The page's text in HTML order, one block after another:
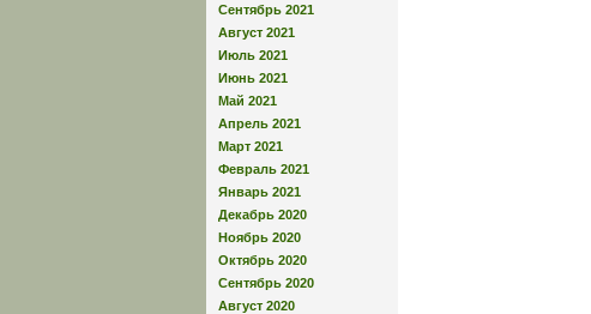
Сентябрь 2021
Август 2021
Июль 2021
Июнь 2021
Май 2021
Апрель 2021
Март 2021
Февраль 2021
Январь 2021
Декабрь 2020
Ноябрь 2020
Октябрь 2020
Сентябрь 2020
Август 2020